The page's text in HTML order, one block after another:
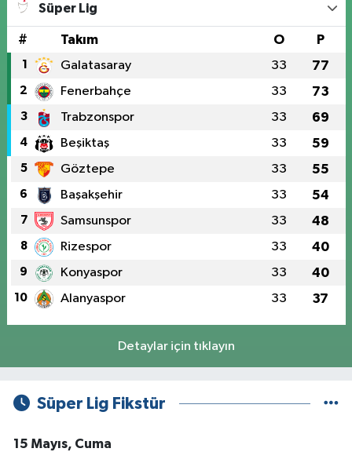
Süper Lig
# Takım O P
1 Galatasaray 33 77
2 Fenerbahçe 33 73
3 Trabzonspor 33 69
4 Beşiktaş 33 59
5 Göztepe 33 55
6 Başakşehir 33 54
7 Samsunspor 33 48
8 Rizespor 33 40
9 Konyaspor 33 40
10 Alanyaspor 33 37
Detaylar için tıklayın
Süper Lig Fikstür
15 Mayıs, Cuma